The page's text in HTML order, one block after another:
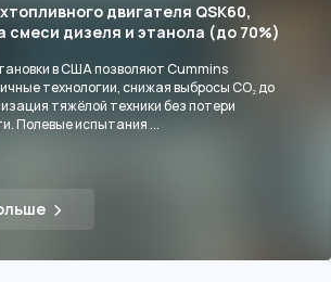
двигателя QSK60,
смеси дизеля и этанола (до 70%)
в США позволяют Cummins
технологии, снижая выбросы CO₂ до
тяжёлой техники без потери
Полевые испытания ...